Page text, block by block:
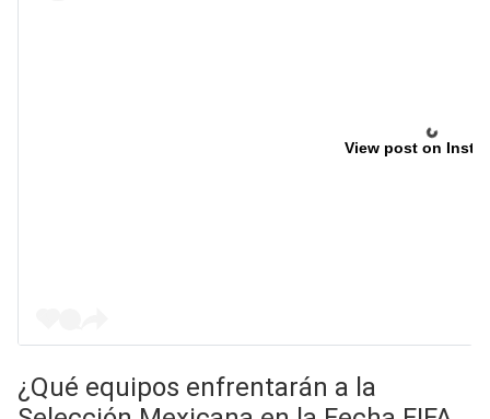
View post on
¿Qué equipos enfrentarán a la